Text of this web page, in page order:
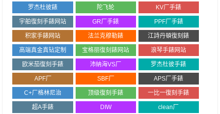
罗杰杜彼錶 陀飞轮 KV厂手錶
宇舶復刻手錶网站 GR厂手錶 PPF厂手錶
积家手錶网站 法兰克穆勒錶 江詩丹頓復刻錶
高端真金真钻定制 宝格丽復刻錶网站 浪琴手錶网站
欧米茄復刻手錶 沛納海VS厂 罗杰杜彼手錶
APF厂 SBF厂 APS厂手錶
C+厂格林尼治 顶级復刻手錶 一比一復刻手錶
超A手錶 DIW clean厂